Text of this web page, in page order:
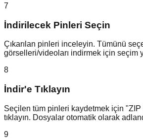
7
İndirilecek Pinleri Seçin
Çıkarılan pinleri inceleyin. Tümünü
görselleri/videoları indirmek için seçim
8
İndir'e Tıklayın
Seçilen tüm pinleri kaydetmek için
tıklayın. Dosyalar otomatik olarak
9